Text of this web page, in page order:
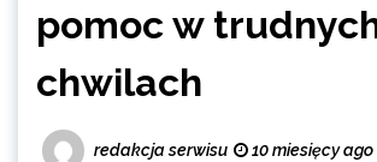
pomoc w
chwilach
redakcja serwisu 10 miesięcy ago